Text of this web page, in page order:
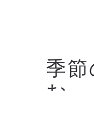
季
む